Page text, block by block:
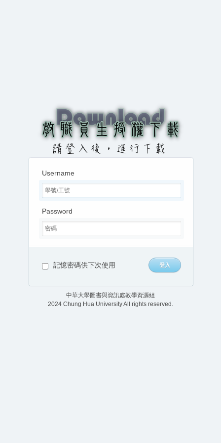
Username
Password
記憶密碼供下次使用
中華大學圖書與資訊處教學資源組
2024 Chung Hua University All rights reserved.